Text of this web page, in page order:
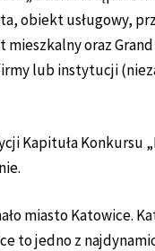
obiekt usługowy,
oraz
lub instytucji
Kapituła Konkursu
miasto Katowice.
to jedno z